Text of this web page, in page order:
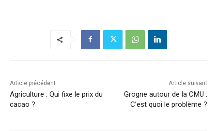
Article précédent
Agriculture : Qui fixe le prix du
cacao ?
Article suivant
Grogne autour de la CMU :
C’est quoi le problème ?